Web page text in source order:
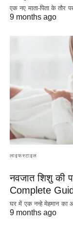
एक नए माता-पिता के तौर
9 months ago
लाइफस्टाइल
नवजात शिशु की
Complete
घर में एक नन्हे मेहमान का
9 months ago